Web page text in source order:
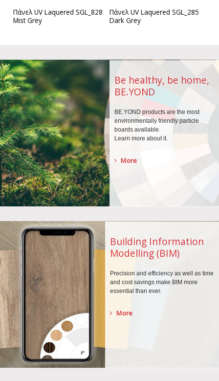
Πάνελ UV Laquered SGL_828
Mist Grey
Πάνελ UV Laquered SGL_285
Dark Grey
Be healthy, be home,
BE.YOND
BE.YOND products are the most
environmentally friendly particle
boards available.
Learn more about it.
More
Building Information
Modelling (BIM)
Precision and efficiency as well as time
and cost savings make BIM more
essential than ever.
More